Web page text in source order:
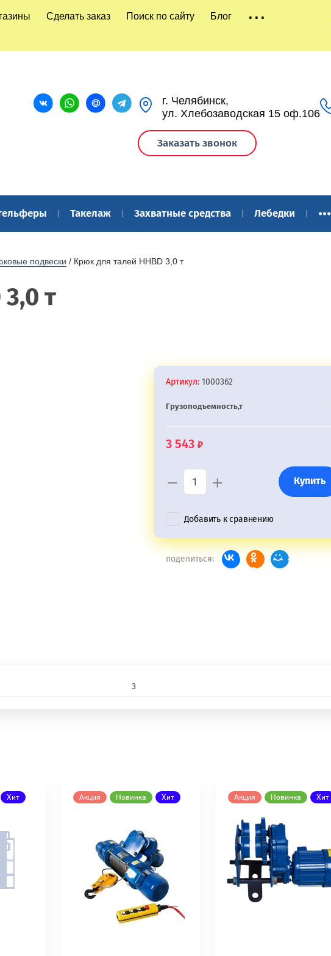
Сделать заказ Поиск по сайту Блог ...
г. Челябинск,
ул. Хлебозаводская 15 оф.106
Заказать звонок
Такелаж Захватные средства Лебедки ...
подвески / Крюк для талей HHBD 3,0 т
т
Артикул:1000362
Грузоподъемность,т
3 543
− + Купить
Добавить к сравнению
поделиться:
3
Хит Акция Новинка Хит Акция Новинка Хит